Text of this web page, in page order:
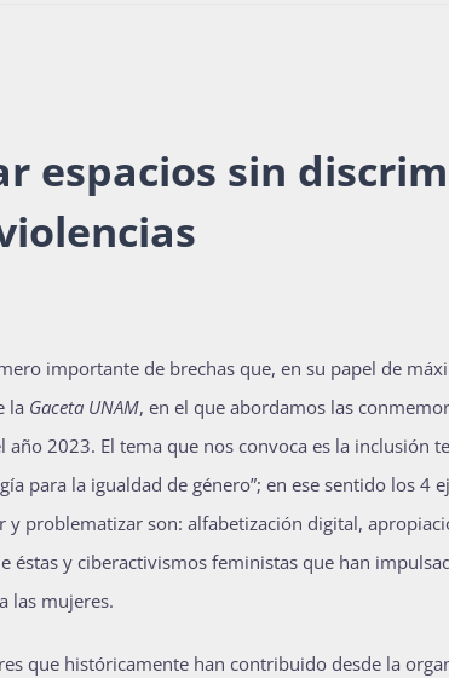
espacios sin
importante de brechas que, en su papel de
la Gaceta UNAM, en el que abordamos las
2023. El tema que nos convoca es la inclusión
para la igualdad de género”; en ese sentido los 4
problematizar son: alfabetización digital,
éstas y ciberactivismos feministas que han
las mujeres.
que históricamente han contribuido desde la